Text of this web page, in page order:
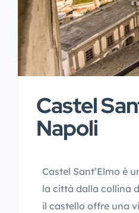
Castel
Napoli
Castel Sant’Elmo è
la città dalla collina
il castello offre una